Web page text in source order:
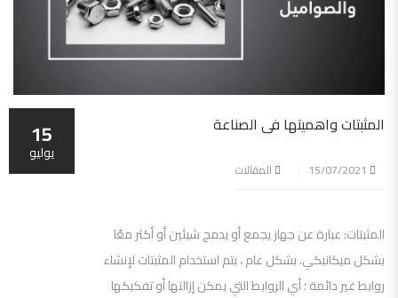
المثبتات واهميتها فى الصناعة
المقالات
المثبتات: عبارة عن جهاز يجمع أو يدمج شيئين أو أكثر معًا
بشكل ميكانيكي. بشكل عام ، يتم استخدام المثبتات لإنشاء
روابط غير دائمة ؛ أي الروابط التي يمكن إزالتها أو تفكيكها
15
يوليو